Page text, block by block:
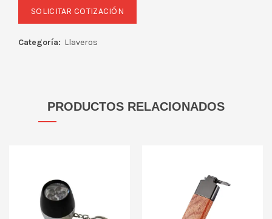
Categoría: Llaveros
PRODUCTOS RELACIONADOS